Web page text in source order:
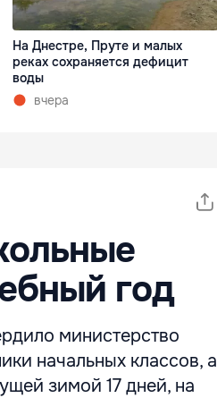
На Днестре, Пруте и малых
реках сохраняется дефицит
воды
вчера
год
министерство
начальных классов, а
зимой 17 дней, на